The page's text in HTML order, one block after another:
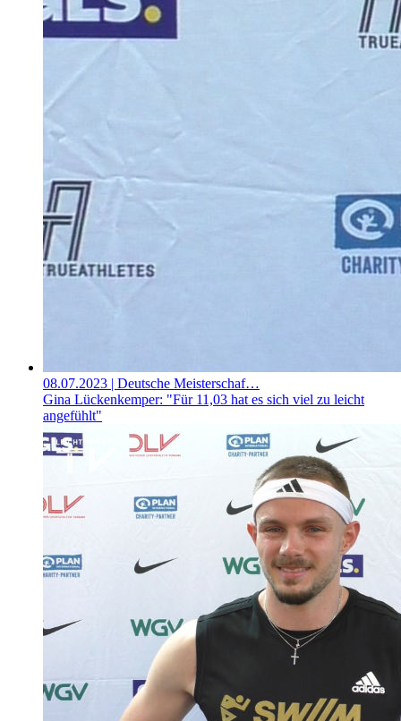
08.07.2023 | Deutsche Meisterschaf…
Gina Lückenkemper: "Für 11,03 hat es sich viel zu leicht
angefühlt"